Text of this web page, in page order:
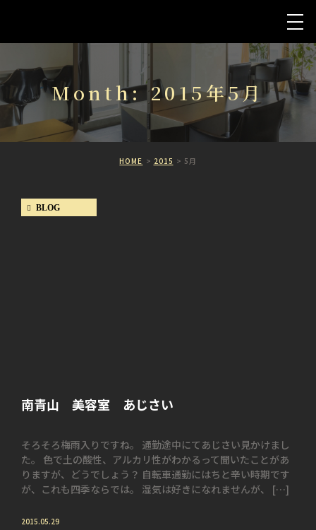
Month: 2015年5月
HOME 2015 5月
BLOG
南青山 美容室 あじさい
そろそろ梅雨入りですね。 通勤途中にてあじさい見かけまし
た。 色で土の酸性、アルカリ性がわかるって聞いたことがあ
りますが、どうでしょう？ 自転車通勤にはちと辛い時期です
が、これも四季ならでは。 湿気は好きになれませんが、 […]
2015.05.29